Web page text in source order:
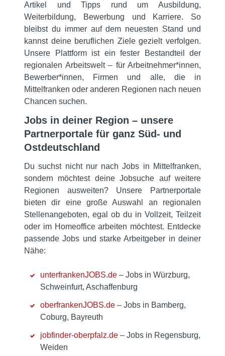
Artikel und Tipps rund um Ausbildung,
Weiterbildung, Bewerbung und Karriere. So
bleibst du immer auf dem neuesten Stand und
kannst deine beruflichen Ziele gezielt verfolgen.
Unsere Plattform ist ein fester Bestandteil der
regionalen Arbeitswelt – für Arbeitnehmer*innen,
Bewerber*innen, Firmen und alle, die in
Mittelfranken oder anderen Regionen nach neuen
Chancen suchen.
Jobs in deiner Region – unsere
Partnerportale für ganz Süd- und
Ostdeutschland
Du suchst nicht nur nach Jobs in Mittelfranken,
sondern möchtest deine Jobsuche auf weitere
Regionen ausweiten? Unsere Partnerportale
bieten dir eine große Auswahl an regionalen
Stellenangeboten, egal ob du in Vollzeit, Teilzeit
oder im Homeoffice arbeiten möchtest. Entdecke
passende Jobs und starke Arbeitgeber in deiner
Nähe:
unterfrankenJOBS.de – Jobs in Würzburg,
Schweinfurt, Aschaffenburg
oberfrankenJOBS.de – Jobs in Bamberg,
Coburg, Bayreuth
jobfinder-oberpfalz.de – Jobs in Regensburg,
Weiden